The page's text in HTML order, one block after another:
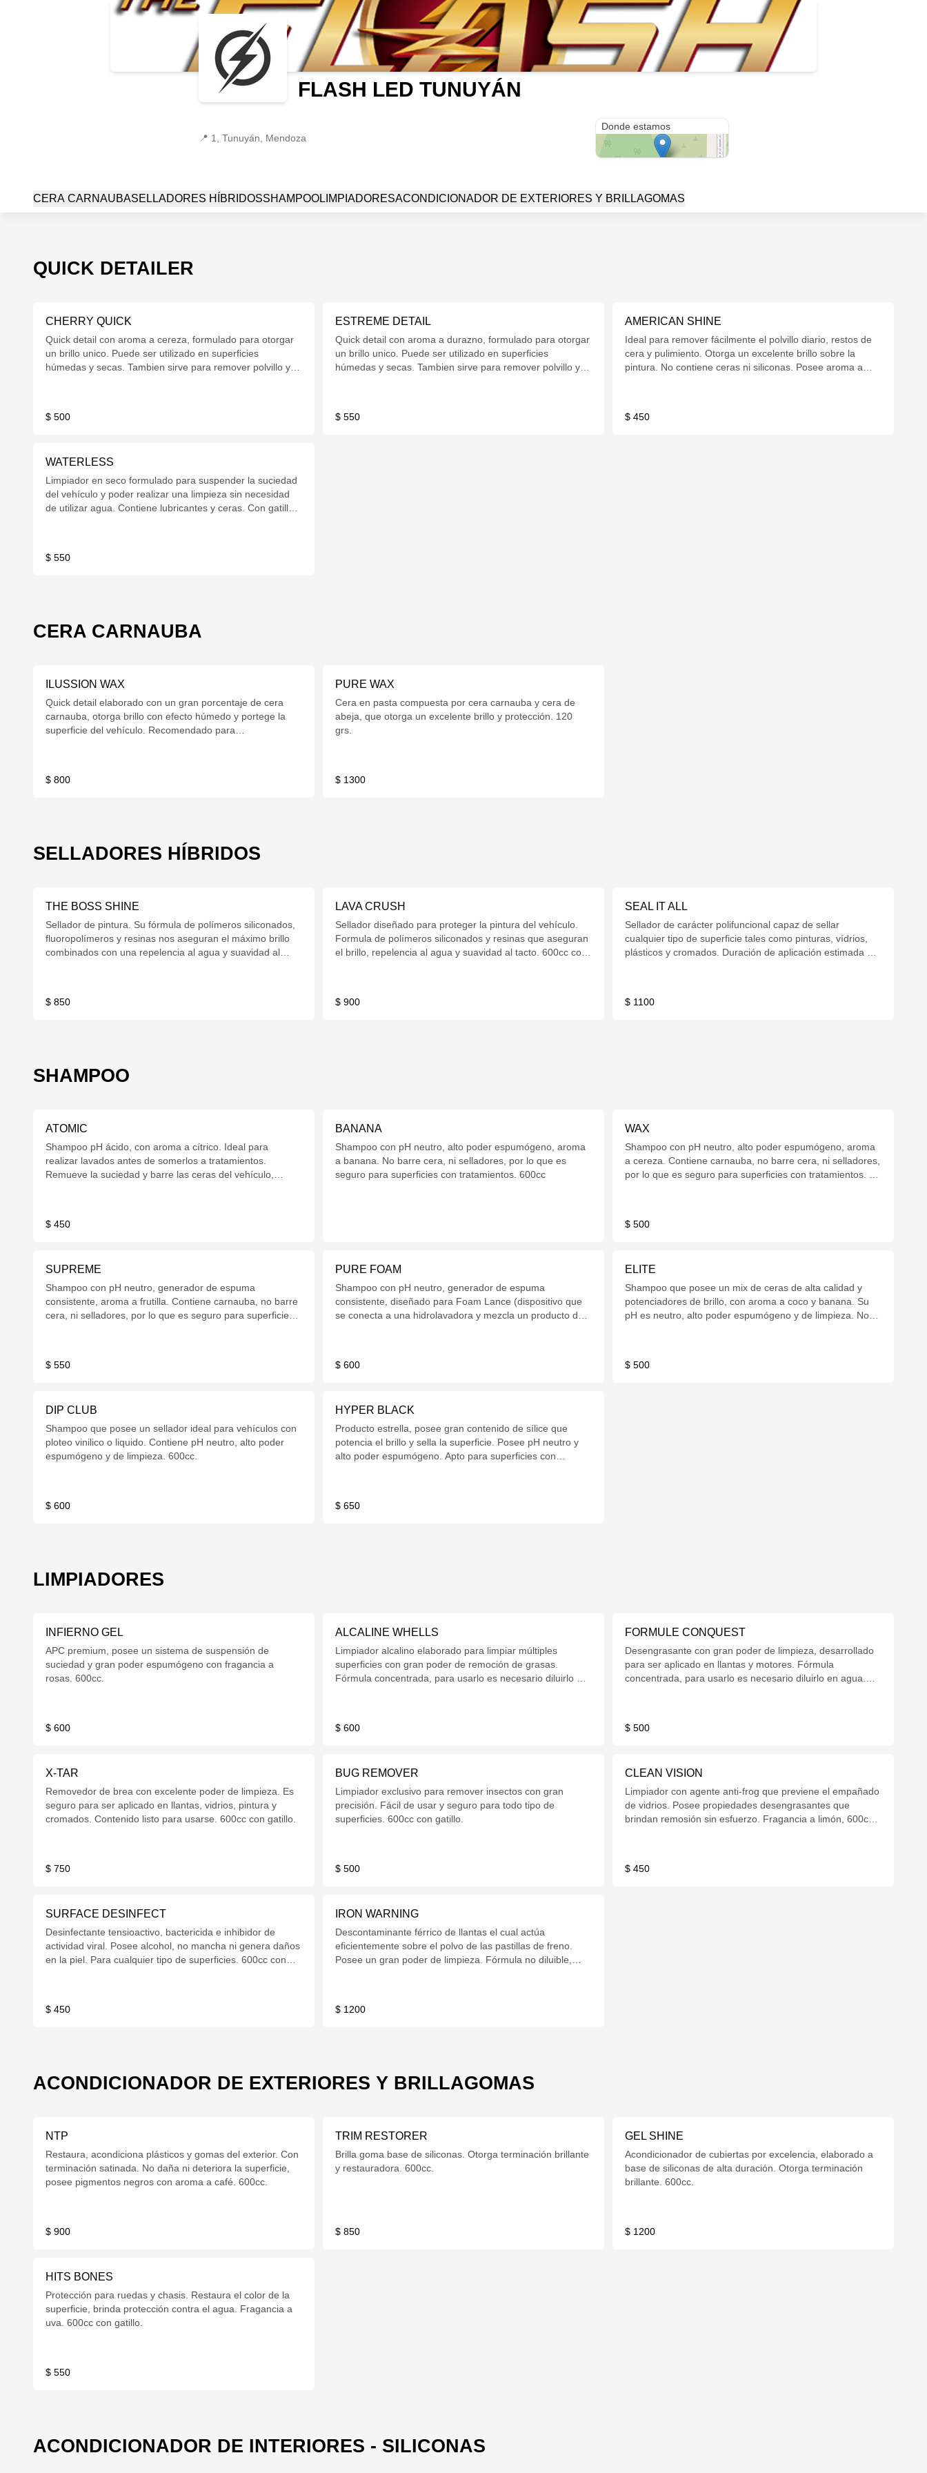
FLASH LED TUNUYÁN
📍 1, Tunuyán, Mendoza
Donde estamos
CERA CARNAUBASELLADORES HÍBRIDOSSHAMPOOLIMPIADORESACONDICIONADOR DE EXTERIORES Y BRILLAGOMAS
QUICK DETAILER
CHERRY QUICK
Quick detail con aroma a cereza, formulado para otorgar
un brillo unico. Puede ser utilizado en superficies
húmedas y secas. Tambien sirve para remover polvillo y
$ 500
ESTREME DETAIL
Quick detail con aroma a durazno, formulado para otorgar
un brillo unico. Puede ser utilizado en superficies
húmedas y secas. Tambien sirve para remover polvillo y
$ 550
AMERICAN SHINE
Ideal para remover fácilmente el polvillo diario, restos de
cera y pulimiento. Otorga un excelente brillo sobre la
pintura. No contiene ceras ni siliconas. Posee aroma a
$ 450
WATERLESS
Limpiador en seco formulado para suspender la suciedad
del vehículo y poder realizar una limpieza sin necesidad
de utilizar agua. Contiene lubricantes y ceras. Con gatillo
$ 550
CERA CARNAUBA
ILUSSION WAX
Quick detail elaborado con un gran porcentaje de cera
carnauba, otorga brillo con efecto húmedo y portege la
superficie del vehículo. Recomendado para
$ 800
PURE WAX
Cera en pasta compuesta por cera carnauba y cera de
abeja, que otorga un excelente brillo y protección. 120
grs.
$ 1300
SELLADORES HÍBRIDOS
THE BOSS SHINE
Sellador de pintura. Su fórmula de polímeros siliconados,
fluoropolímeros y resinas nos aseguran el máximo brillo
combinados con una repelencia al agua y suavidad al
$ 850
LAVA CRUSH
Sellador diseñado para proteger la pintura del vehículo.
Formula de polímeros siliconados y resinas que aseguran
el brillo, repelencia al agua y suavidad al tacto. 600cc con
$ 900
SEAL IT ALL
Sellador de carácter polifuncional capaz de sellar
cualquier tipo de superficie tales como pinturas, vídrios,
plásticos y cromados. Duración de aplicación estimada de
$ 1100
SHAMPOO
ATOMIC
Shampoo pH ácido, con aroma a cítrico. Ideal para
realizar lavados antes de somerlos a tratamientos.
Remueve la suciedad y barre las ceras del vehículo,
$ 450
BANANA
Shampoo con pH neutro, alto poder espumógeno, aroma
a banana. No barre cera, ni selladores, por lo que es
seguro para superficies con tratamientos. 600cc
WAX
Shampoo con pH neutro, alto poder espumógeno, aroma
a cereza. Contiene carnauba, no barre cera, ni selladores,
por lo que es seguro para superficies con tratamientos. Se
$ 500
SUPREME
Shampoo con pH neutro, generador de espuma
consistente, aroma a frutilla. Contiene carnauba, no barre
cera, ni selladores, por lo que es seguro para superficies
$ 550
PURE FOAM
Shampoo con pH neutro, generador de espuma
consistente, diseñado para Foam Lance (dispositivo que
se conecta a una hidrolavadora y mezcla un producto de
que es seguro para superficies con tratamientos. 600cc
$ 600
ELITE
Shampoo que posee un mix de ceras de alta calidad y
potenciadores de brillo, con aroma a coco y banana. Su
pH es neutro, alto poder espumógeno y de limpieza. No
$ 500
DIP CLUB
Shampoo que posee un sellador ideal para vehículos con
ploteo vinilico o liquido. Contiene pH neutro, alto poder
espumógeno y de limpieza. 600cc.
$ 600
HYPER BLACK
Producto estrella, posee gran contenido de sílice que
potencia el brillo y sella la superficie. Posee pH neutro y
alto poder espumógeno. Apto para superficies con
$ 650
LIMPIADORES
INFIERNO GEL
APC premium, posee un sistema de suspensión de
suciedad y gran poder espumógeno con fragancia a
rosas. 600cc.
$ 600
ALCALINE WHELLS
Limpiador alcalino elaborado para limpiar múltiples
superficies con gran poder de remoción de grasas.
Fórmula concentrada, para usarlo es necesario diluirlo en
$ 600
FORMULE CONQUEST
Desengrasante con gran poder de limpieza, desarrollado
para ser aplicado en llantas y motores. Fórmula
concentrada, para usarlo es necesario diluirlo en agua.
$ 500
X-TAR
Removedor de brea con excelente poder de limpieza. Es
seguro para ser aplicado en llantas, vidrios, pintura y
cromados. Contenido listo para usarse. 600cc con gatillo.
$ 750
BUG REMOVER
Limpiador exclusivo para remover insectos con gran
precisión. Fácil de usar y seguro para todo tipo de
superficies. 600cc con gatillo.
$ 500
CLEAN VISION
Limpiador con agente anti-frog que previene el empañado
de vidrios. Posee propiedades desengrasantes que
brindan remosión sin esfuerzo. Fragancia a limón, 600cc
$ 450
SURFACE DESINFECT
Desinfectante tensioactivo, bactericida e inhibidor de
actividad viral. Posee alcohol, no mancha ni genera daños
en la piel. Para cualquier tipo de superficies. 600cc con
$ 450
IRON WARNING
Descontaminante férrico de llantas el cual actúa
eficientemente sobre el polvo de las pastillas de freno.
Posee un gran poder de limpieza. Fórmula no diluible,
$ 1200
ACONDICIONADOR DE EXTERIORES Y BRILLAGOMAS
NTP
Restaura, acondiciona plásticos y gomas del exterior. Con
terminación satinada. No daña ni deteriora la superficie,
posee pigmentos negros con aroma a café. 600cc.
$ 900
TRIM RESTORER
Brilla goma base de siliconas. Otorga terminación brillante
y restauradora. 600cc.
$ 850
GEL SHINE
Acondicionador de cubiertas por excelencia, elaborado a
base de siliconas de alta duración. Otorga terminación
brillante. 600cc.
$ 1200
HITS BONES
Protección para ruedas y chasis. Restaura el color de la
superficie, brinda protección contra el agua. Fragancia a
uva. 600cc con gatillo.
$ 550
ACONDICIONADOR DE INTERIORES - SILICONAS